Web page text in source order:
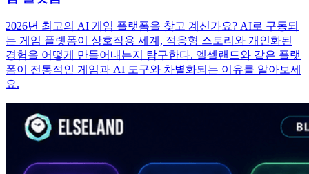
2026년 최고의 AI 게임 플랫폼을 찾고 계신가요? AI로 구동되
는 게임 플랫폼이 상호작용 세계, 적응형 스토리와 개인화된
경험을 어떻게 만들어내는지 탐구한다. 엘셀랜드와 같은 플랫
폼이 전통적인 게임과 AI 도구와 차별화되는 이유를 알아보세
요.